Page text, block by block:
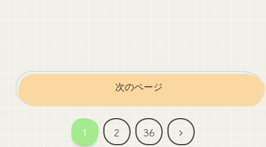
次のページ
1 2 36 次